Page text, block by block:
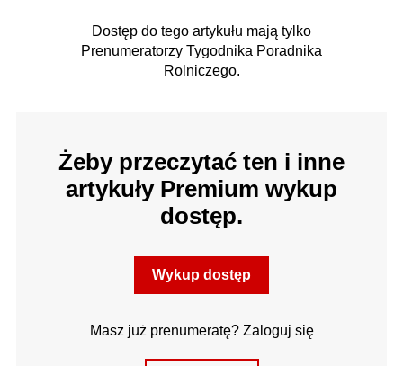
Dostęp do tego artykułu mają tylko
Prenumeratorzy Tygodnika Poradnika
Rolniczego.
Żeby przeczytać ten i inne
artykuły Premium wykup
dostęp.
Wykup dostęp
Masz już prenumeratę? Zaloguj się